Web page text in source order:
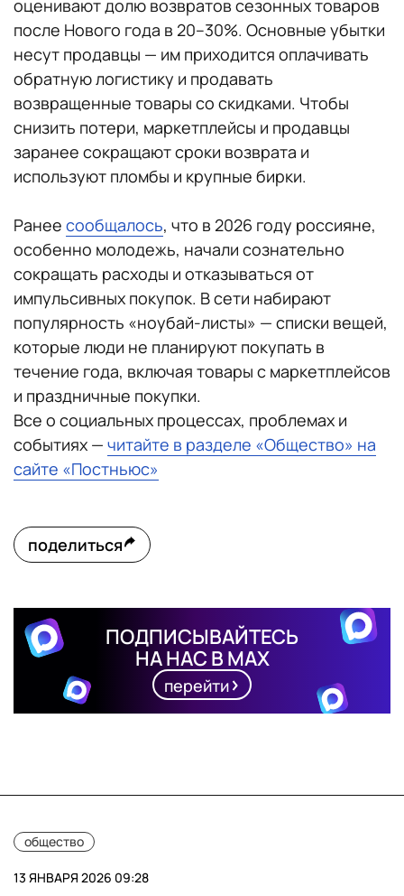
оценивают долю возвратов сезонных товаров
после Нового года в 20–30%. Основные убытки
несут продавцы — им приходится оплачивать
обратную логистику и продавать
возвращенные товары со скидками. Чтобы
снизить потери, маркетплейсы и продавцы
заранее сокращают сроки возврата и
используют пломбы и крупные бирки.
Ранее сообщалось, что в 2026 году россияне,
особенно молодежь, начали сознательно
сокращать расходы и отказываться от
импульсивных покупок. В сети набирают
популярность «ноубай-листы» — списки вещей,
которые люди не планируют покупать в
течение года, включая товары с маркетплейсов
и праздничные покупки.
Все о социальных процессах, проблемах и
событиях — читайте в разделе «Общество» на
сайте «Постньюс»
поделиться
ПОДПИСЫВАЙТЕСЬ
НА НАС В MAX
перейти
общество
13 ЯНВАРЯ 2026 09:28